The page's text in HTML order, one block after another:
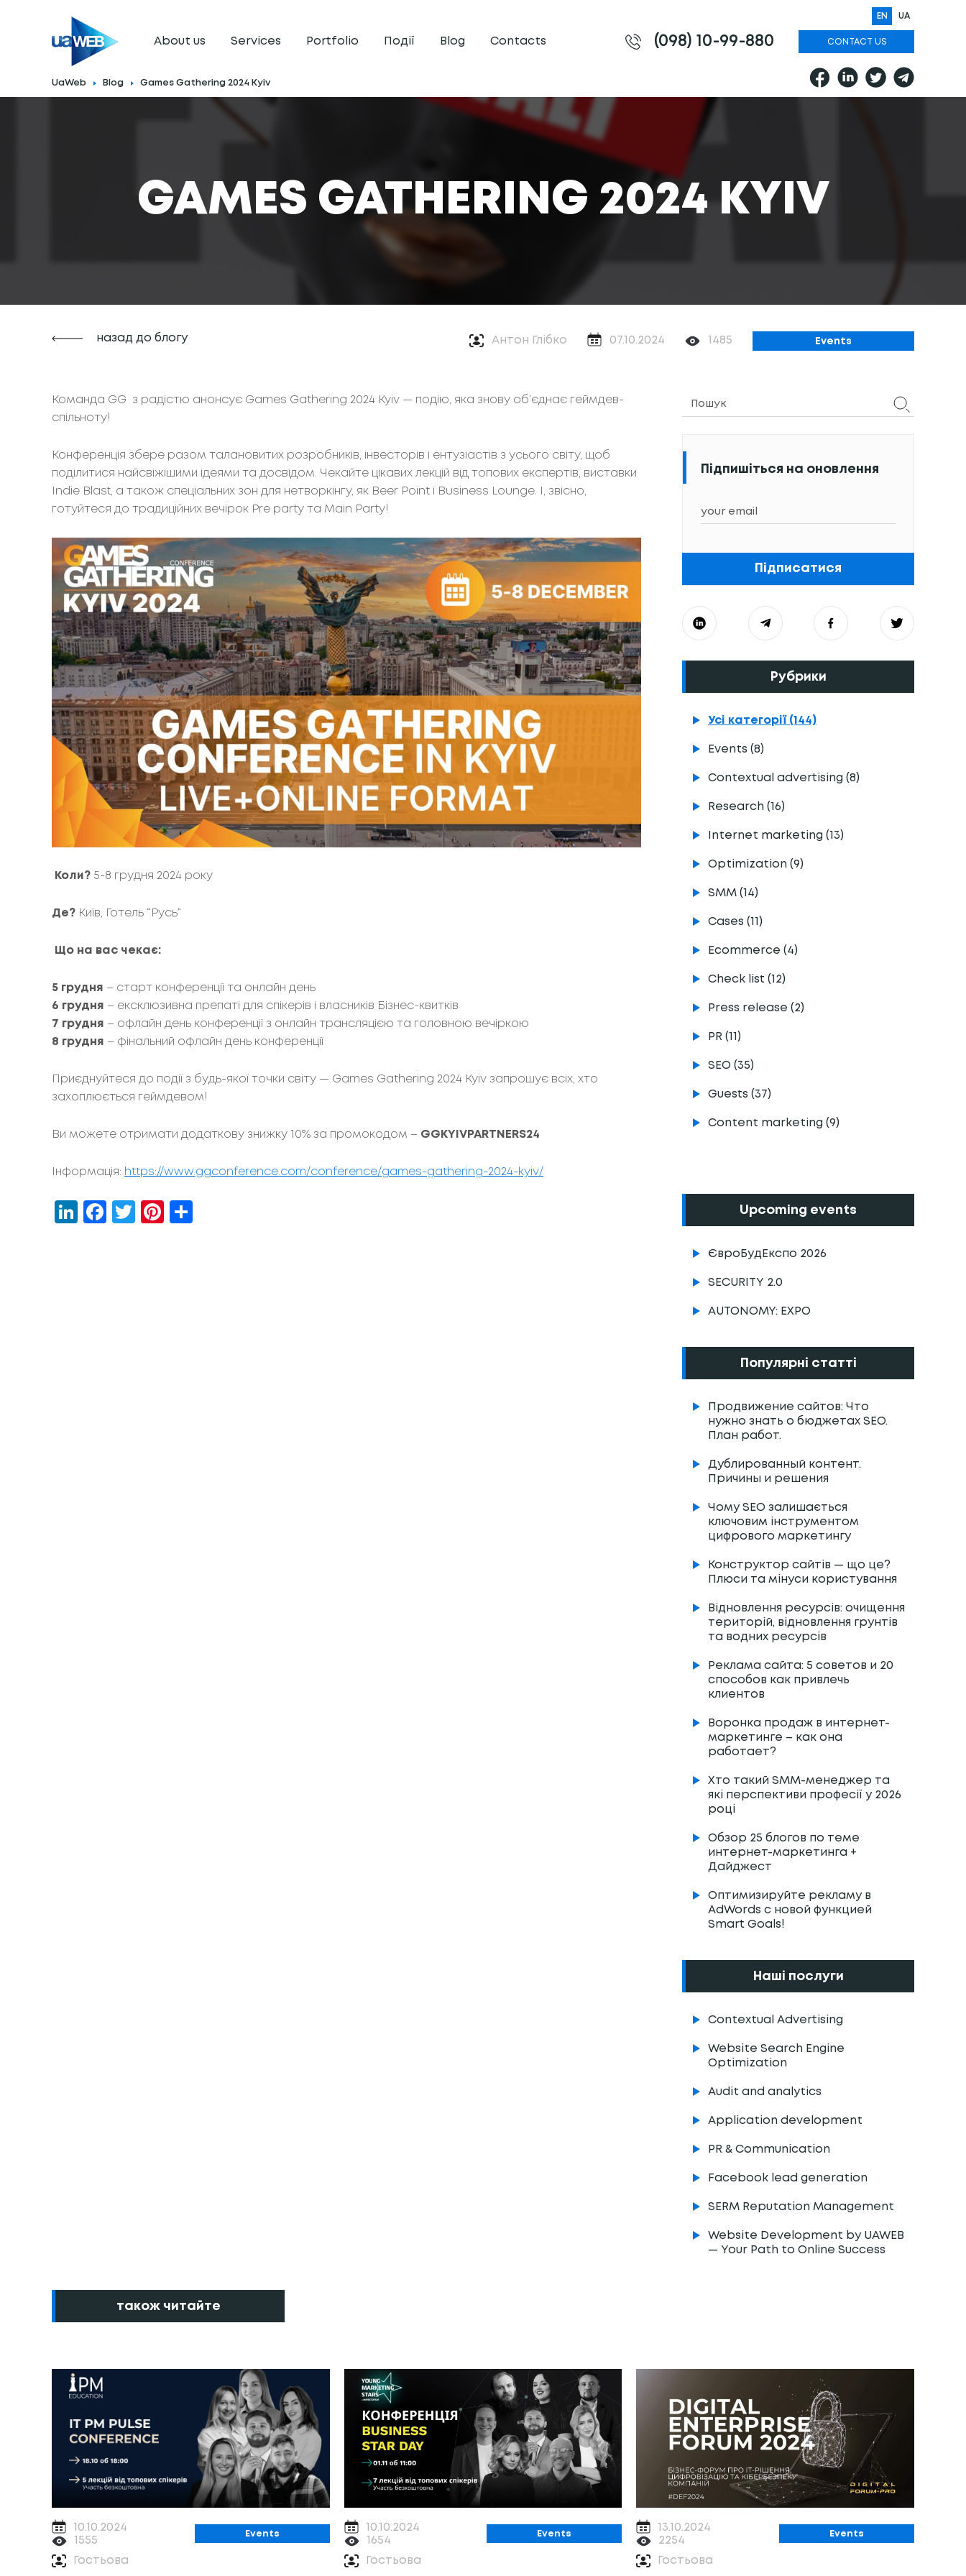
About us Services Portfolio Події Blog Contacts
EN UA
(098) 10-99-880 CONTACT US
UaWeb Blog Games Gathering 2024 Kyiv
GAMES GATHERING 2024 KYIV
назад до блогу Антон Глібко 07.10.2024 1485 Events
Команда GG з радістю анонсує Games Gathering 2024 Kyiv — подію, яка знову об’єднає геймдев-
спільноту!
Конференція збере разом талановитих розробників, інвесторів і ентузіастів з усього світу, щоб
поділитися найсвіжішими ідеями та досвідом. Чекайте цікавих лекцій від топових експертів, виставки
Indie Blast, а також спеціальних зон для нетворкінгу, як Beer Point і Business Lounge. І, звісно,
готуйтеся до традиційних вечірок Pre party та Main Party!
Коли? 5-8 грудня 2024 року
Де? Київ, Готель “Русь”
Що на вас чекає:
5 грудня – старт конференції та онлайн день
6 грудня – ексклюзивна препаті для спікерів і власників Бізнес-квитків
7 грудня – офлайн день конференції з онлайн трансляцією та головною вечіркою
8 грудня – фінальний офлайн день конференції
Приєднуйтеся до події з будь-якої точки світу — Games Gathering 2024 Kyiv запрошує всіх, хто
захоплюється геймдевом!
Ви можете отримати додаткову знижку 10% за промокодом – GGKYIVPARTNERS24
Інформація: https://www.ggconference.com/conference/games-gathering-2024-kyiv/
LinkedIn
Facebook
TwitterPinterest
Підпишіться на оновлення
Підписатися
Рубрики
Усі категорії (144)
Events (8)
Contextual advertising (8)
Research (16)
Internet marketing (13)
Optimization (9)
SMM (14)
Cases (11)
Ecommerce (4)
Сheck list (12)
Press release (2)
PR (11)
SEO (35)
Guests (37)
Content marketing (9)
Upcoming events
ЄвроБудЕкспо 2026
SECURITY 2.0
AUTONOMY: EXPO
Популярні статті
Продвижение сайтов: Что
нужно знать о бюджетах SEO.
План работ.
Дублированный контент.
Причины и решения
Чому SEO залишається
ключовим інструментом
цифрового маркетингу
Конструктор сайтів — що це?
Плюси та мінуси користування
Відновлення ресурсів: очищення
територій, відновлення грунтів
та водних ресурсів
Реклама сайта: 5 советов и 20
способов как привлечь
клиентов
Воронка продаж в интернет-
маркетинге – как она
работает?
Хто такий SMM-менеджер та
які перспективи професії у 2026
році
Обзор 25 блогов по теме
интернет-маркетинга +
Дайджест
Оптимизируйте рекламу в
AdWords с новой функцией
Smart Goals!
Наші послуги
Contextual Advertising
Website Search Engine
Optimization
Audit and analytics
Application development
PR & Communication
Facebook lead generation
SERM Reputation Management
Website Development by UAWEB
— Your Path to Online Success
також читайте
10.10.2024
1555
Events
Гостьова
10.10.2024
1654
Events
Гостьова
13.10.2024
2254
Events
Гостьова